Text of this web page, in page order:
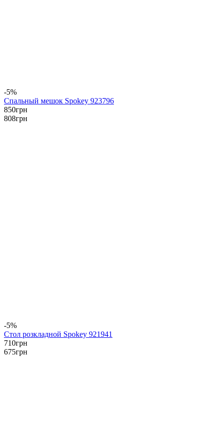
-5%
Спальный мешок Spokey 923796
850грн
808грн
-5%
Стол розкладной Spokey 921941
710грн
675грн